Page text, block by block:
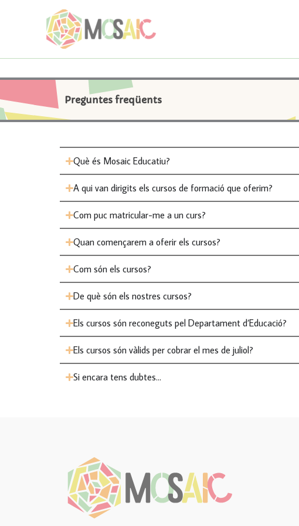
Preguntes freqüents
Què és Mosaic Educatiu?
A qui van dirigits els cursos de formació que oferim?
Com puc matricular-me a un curs?
Quan començarem a oferir els cursos?
Com són els cursos?
De què són els nostres cursos?
Els cursos són reconeguts pel Departament d’Educació?
Els cursos són vàlids per cobrar el mes de juliol?
Si encara tens dubtes…